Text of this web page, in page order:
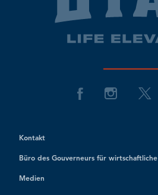
Kontakt
Büro des Gouverneurs für wirtschaftliche
Medien